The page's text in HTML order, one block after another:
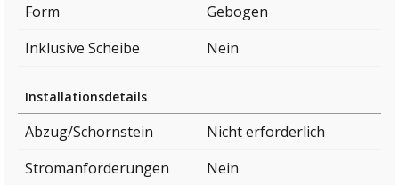
Form
Gebogen
Inklusive Scheibe
Nein
Installationsdetails
Abzug/Schornstein
Nicht erforderlich
Stromanforderungen
Nein